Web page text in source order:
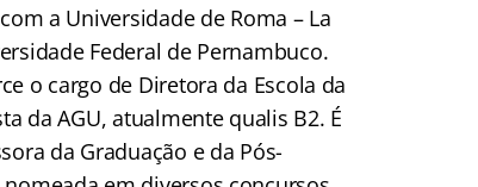
a Universidade de Roma – La
Federal de Pernambuco.
o cargo de Diretora da Escola da
da AGU, atualmente qualis B2. É
da Graduação e da Pós-